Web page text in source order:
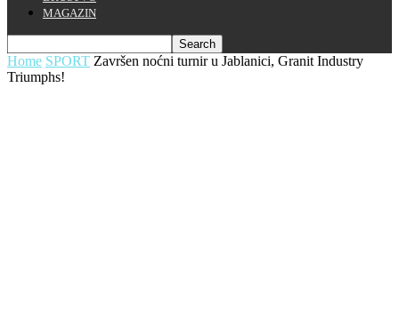
MAGAZIN
Home SPORT Završen noćni turnir u Jablanici, Granit Industry
Triumphs!